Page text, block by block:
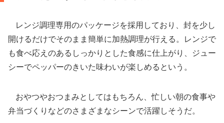
レンジ調理専用のパッケージを採用しており、封を少し
開けるだけでそのまま簡単に加熱調理が行える。レンジで
も食べ応えのあるしっかりとした食感に仕上がり、ジュー
シーでペッパーのきいた味わいが楽しめるという。
おやつやおつまみとしてはもちろん、忙しい朝の食事や
弁当づくりなどのさまざまなシーンで活躍しそうだ。